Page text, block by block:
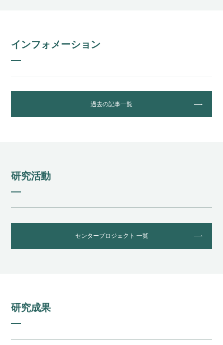
インフォメーション
過去の記事一覧
研究活動
センタープロジェクト 一覧
研究成果